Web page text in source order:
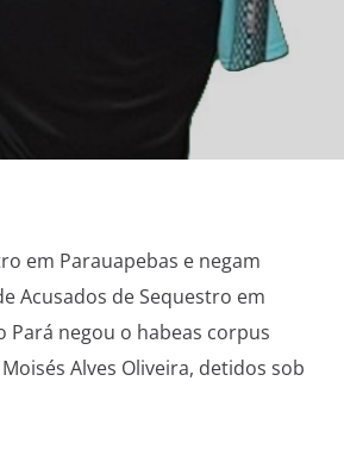
em Parauapebas e negam
Acusados de Sequestro em
Pará negou o habeas corpus
Alves Oliveira, detidos sob